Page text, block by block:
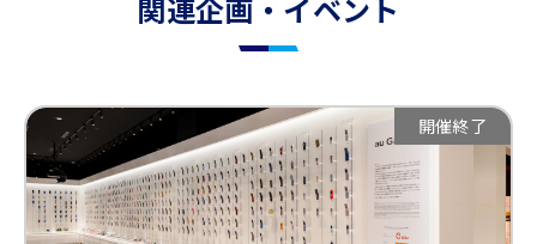
関連企画・イベント
開催終了